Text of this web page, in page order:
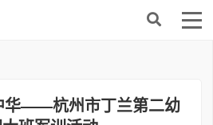
华——杭州市丁兰第二幼